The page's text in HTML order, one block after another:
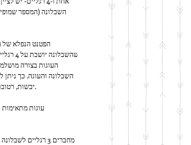
יבשות, רטובות, כולל עוגות קרם ועוד.
עוגות מתאימות לקוטר